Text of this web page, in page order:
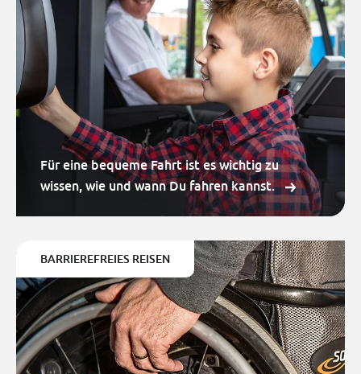
Für eine bequeme Fahrt ist es wichtig zu
wissen, wie und wann Du fahren kannst.
BARRIEREFREIES REISEN